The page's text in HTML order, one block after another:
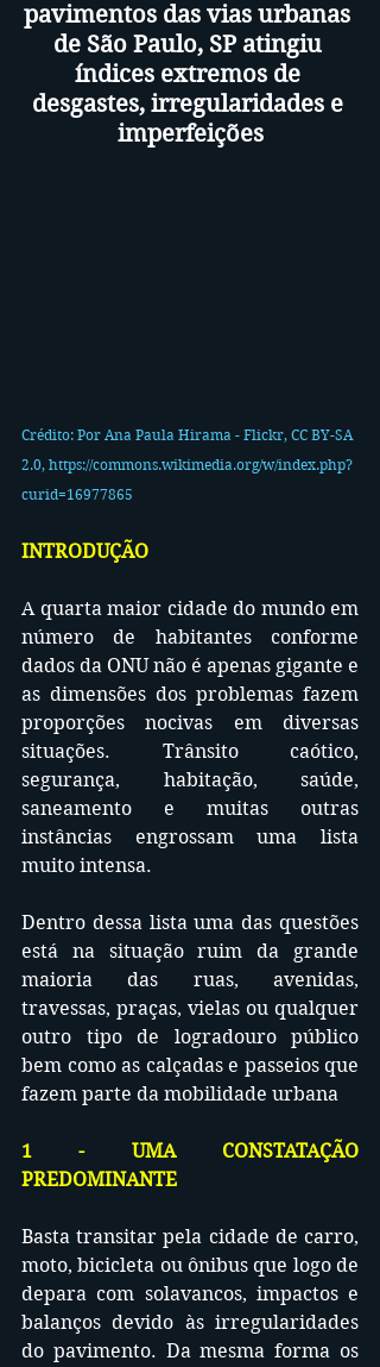
pavimentos das vias urbanas
de São Paulo, SP atingiu
índices extremos de
desgastes, irregularidades e
imperfeições
Crédito: Por Ana Paula Hirama - Flickr, CC BY-SA
2.0, https://commons.wikimedia.org/w/index.php?
curid=16977865
INTRODUÇÃO
A quarta maior cidade do mundo em
número de habitantes conforme
dados da ONU não é apenas gigante e
as dimensões dos problemas fazem
proporções nocivas em diversas
situações. Trânsito caótico,
segurança, habitação, saúde,
saneamento e muitas outras
instâncias engrossam uma lista
muito intensa.
Dentro dessa lista uma das questões
está na situação ruim da grande
maioria das ruas, avenidas,
travessas, praças, vielas ou qualquer
outro tipo de logradouro público
bem como as calçadas e passeios que
fazem parte da mobilidade urbana
1 - UMA CONSTATAÇÃO
PREDOMINANTE
Basta transitar pela cidade de carro,
moto, bicicleta ou ônibus que logo de
depara com solavancos, impactos e
balanços devido às irregularidades
do pavimento. Da mesma forma os